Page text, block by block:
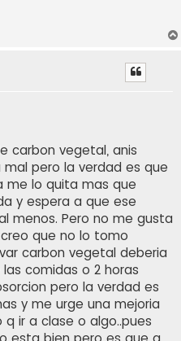
carbon vegetal, anis
pero la verdad es que
me lo quita mas que
y espera a que ese
menos. Pero no me gusta
que no lo tomo
carbon vegetal deberia
comidas o 2 horas
pero la verdad es
y me urge una mejoria
ir a clase o algo..pues